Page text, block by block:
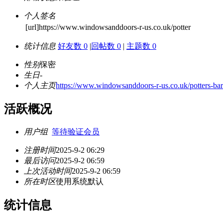
个人签名
[url]https://www.windowsanddoors-r-us.co.uk/potter
统计信息 好友数 0 |回帖数 0 | 主题数 0
性别保密
生日-
个人主页https://www.windowsanddoors-r-us.co.uk/potters-
活跃概况
用户组 等待验证会员
注册时间2025-9-2 06:29
最后访问2025-9-2 06:59
上次活动时间2025-9-2 06:59
所在时区使用系统默认
统计信息